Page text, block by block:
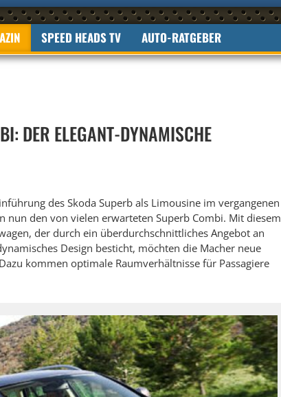
SPEED HEADS TV AUTO-RATGEBER
DER ELEGANT-DYNAMISCHE
des Skoda Superb als Limousine im vergangenen
nun den von vielen erwarteten Superb Combi. Mit diesem
der durch ein überdurchschnittliches Angebot an
Design besticht, möchten die Macher neue
kommen optimale Raumverhältnisse für Passagiere